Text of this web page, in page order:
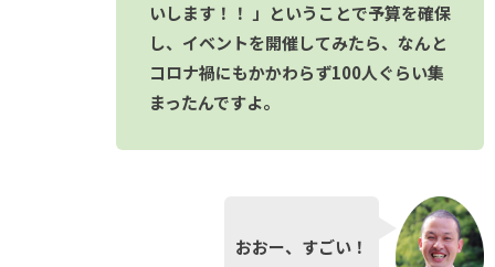
いします！！ 」ということで予算を確保
し、イベントを開催してみたら、なんと
コロナ禍にもかかわらず100人ぐらい集
まったんですよ。
おおー、すごい！